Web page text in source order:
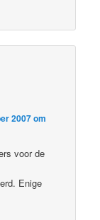
2007 om
voor de
Enige